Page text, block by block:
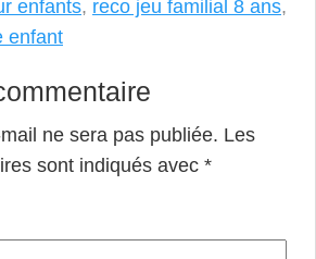
enfants, reco jeu familial 8 ans,
enfant
ne sera pas publiée. Les
sont indiqués avec *